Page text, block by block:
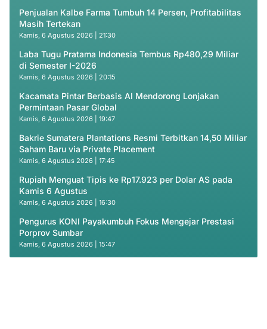
Penjualan Kalbe Farma Tumbuh 14 Persen, Profitabilitas
Masih Tertekan
Kamis, 6 Agustus 2026 | 21:30
Laba Tugu Pratama Indonesia Tembus Rp480,29 Miliar
di Semester I-2026
Kamis, 6 Agustus 2026 | 20:15
Kacamata Pintar Berbasis AI Mendorong Lonjakan
Permintaan Pasar Global
Kamis, 6 Agustus 2026 | 19:47
Bakrie Sumatera Plantations Resmi Terbitkan 14,50 Miliar
Saham Baru via Private Placement
Kamis, 6 Agustus 2026 | 17:45
Rupiah Menguat Tipis ke Rp17.923 per Dolar AS pada
Kamis 6 Agustus
Kamis, 6 Agustus 2026 | 16:30
Pengurus KONI Payakumbuh Fokus Mengejar Prestasi
Porprov Sumbar
Kamis, 6 Agustus 2026 | 15:47